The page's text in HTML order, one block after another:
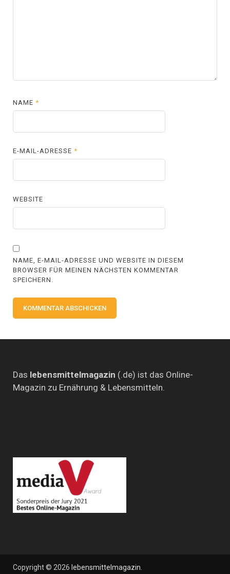
NAME*
E-MAIL-ADRESSE*
WEBSITE
NAME, E-MAIL-ADRESSE UND WEBSITE IN DIESEM
BROWSER FÜR MEINEN NÄCHSTEN KOMMENTAR
SPEICHERN.
Das lebensmittelmagazin (.de) ist das Online-
Magazin zu Ernährung & Lebensmitteln.
Copyright © 2026 lebensmittelmagazin